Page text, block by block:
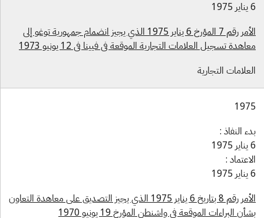
الأمر رقم 7 المؤرخ 6 يناير 1975 الذي يجيز انضمام جمهورية توغو إلى
تسجيل العلامات التجارية الموقعة في فيينا في 12 يونيو 1973
التجارية
النفاذ :
:
الأمر رقم 8 بتاريخ 6 يناير 1975 الذي يجيز التصديق على معاهدة التعاون
البراءات الموقعة في واشنطن المؤرخ 19 يونيو 1970